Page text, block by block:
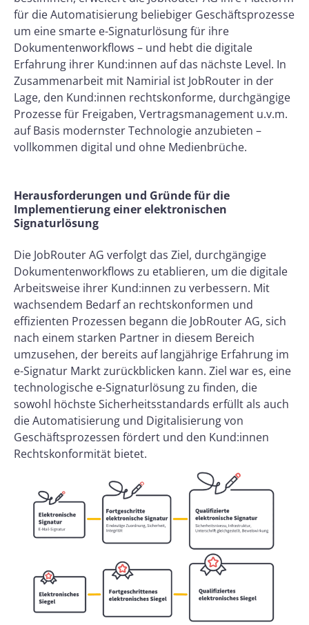
für die Automatisierung beliebiger Geschäftsprozesse
um eine smarte e-Signaturlösung für ihre
Dokumentenworkflows – und hebt die digitale
Erfahrung ihrer Kund:innen auf das nächste Level. In
Zusammenarbeit mit Namirial ist JobRouter in der
Lage, den Kund:innen rechtskonforme, durchgängige
Prozesse für Freigaben, Vertragsmanagement u.v.m.
auf Basis modernster Technologie anzubieten –
vollkommen digital und ohne Medienbrüche.
Herausforderungen und Gründe für die
Implementierung einer elektronischen
Signaturlösung
Die JobRouter AG verfolgt das Ziel, durchgängige
Dokumentenworkflows zu etablieren, um die digitale
Arbeitsweise ihrer Kund:innen zu verbessern. Mit
wachsendem Bedarf an rechtskonformen und
effizienten Prozessen begann die JobRouter AG, sich
nach einem starken Partner in diesem Bereich
umzusehen, der bereits auf langjährige Erfahrung im
e-Signatur Markt zurückblicken kann. Ziel war es, eine
technologische e-Signaturlösung zu finden, die
sowohl höchste Sicherheitsstandards erfüllt als auch
die Automatisierung und Digitalisierung von
Geschäftsprozessen fördert und den Kund:innen
Rechtskonformität bietet.